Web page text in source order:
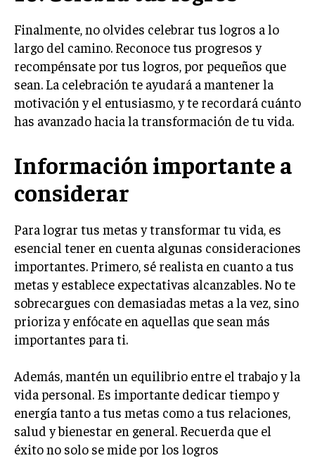
Finalmente, no olvides celebrar tus logros a lo
largo del camino. Reconoce tus progresos y
recompénsate por tus logros, por pequeños que
sean. La celebración te ayudará a mantener la
motivación y el entusiasmo, y te recordará cuánto
has avanzado hacia la transformación de tu vida.
Información importante a
considerar
Para lograr tus metas y transformar tu vida, es
esencial tener en cuenta algunas consideraciones
importantes. Primero, sé realista en cuanto a tus
metas y establece expectativas alcanzables. No te
sobrecargues con demasiadas metas a la vez, sino
prioriza y enfócate en aquellas que sean más
importantes para ti.
Además, mantén un equilibrio entre el trabajo y la
vida personal. Es importante dedicar tiempo y
energía tanto a tus metas como a tus relaciones,
salud y bienestar en general. Recuerda que el
éxito no solo se mide por los logros